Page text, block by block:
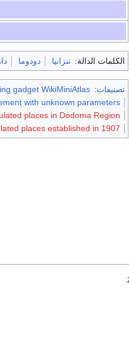
الكلمات الدالة: تنزانيا دودوما
تصنيفات:
gadget WikiMiniAtlas
with unknown parameters
places in Dodoma Region
places established in 1907